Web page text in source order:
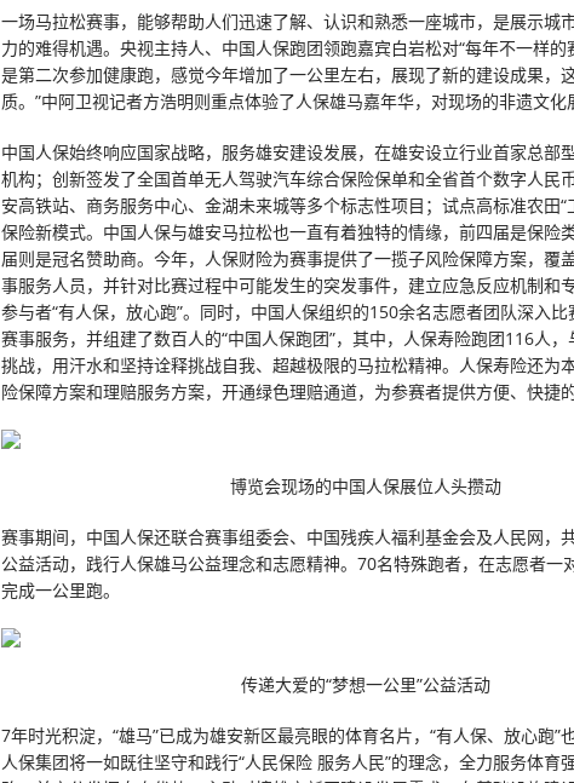
一场马拉松赛事，能够帮助人们迅速了解、认识和熟悉一座城市，是展示城
力的难得机遇。央视主持人、中国人保跑团领跑嘉宾白岩松对“每年不一样的
是第二次参加健康跑，感觉今年增加了一公里左右，展现了新的建设成果，
质。”中阿卫视记者方浩明则重点体验了人保雄马嘉年华，对现场的非遗文化
中国人保始终响应国家战略，服务雄安建设发展，在雄安设立行业首家总部
机构；创新签发了全国首单无人驾驶汽车综合保险保单和全省首个数字人民
安高铁站、商务服务中心、金湖未来城等多个标志性项目；试点高标准农田“
保险新模式。中国人保与雄安马拉松也一直有着独特的情缘，前四届是保险
届则是冠名赞助商。今年，人保财险为赛事提供了一揽子风险保障方案，覆
事服务人员，并针对比赛过程中可能发生的突发事件，建立应急反应机制和
参与者“有人保，放心跑”。同时，中国人保组织的150余名志愿者团队深入
赛事服务，并组建了数百人的“中国人保跑团”，其中，人保寿险跑团116人
挑战，用汗水和坚持诠释挑战自我、超越极限的马拉松精神。人保寿险还为
险保障方案和理赔服务方案，开通绿色理赔通道，为参赛者提供方便、快捷的
博览会现场的中国人保展位人头攒动
赛事期间，中国人保还联合赛事组委会、中国残疾人福利基金会及人民网，
公益活动，践行人保雄马公益理念和志愿精神。70名特殊跑者，在志愿者一
完成一公里跑。
传递大爱的“梦想一公里”公益活动
7年时光积淀，“雄马”已成为雄安新区最亮眼的体育名片，“有人保、放心跑”
人保集团将一如既往坚守和践行“人民保险 服务人民”的理念，全力服务体育